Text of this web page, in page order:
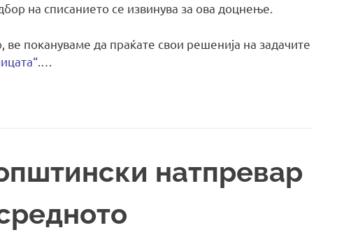
на списанието се извинува за ова доцнење.
ве покануваме да праќате свои решенија на задачите
натпревар